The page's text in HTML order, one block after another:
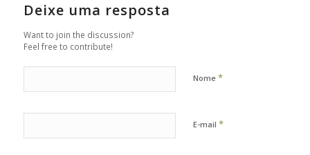
Deixe uma resposta
Want to join the discussion?
Feel free to contribute!
Nome *
E-mail *